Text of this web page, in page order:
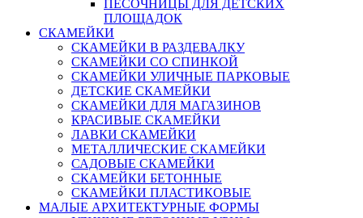
ПЕСОЧНИЦЫ ДЛЯ ДЕТСКИХ
ПЛОЩАДОК
СКАМЕЙКИ
СКАМЕЙКИ В РАЗДЕВАЛКУ
СКАМЕЙКИ СО СПИНКОЙ
СКАМЕЙКИ УЛИЧНЫЕ ПАРКОВЫЕ
ДЕТСКИЕ СКАМЕЙКИ
СКАМЕЙКИ ДЛЯ МАГАЗИНОВ
КРАСИВЫЕ СКАМЕЙКИ
ЛАВКИ СКАМЕЙКИ
МЕТАЛЛИЧЕСКИЕ СКАМЕЙКИ
САДОВЫЕ СКАМЕЙКИ
СКАМЕЙКИ БЕТОННЫЕ
СКАМЕЙКИ ПЛАСТИКОВЫЕ
МАЛЫЕ АРХИТЕКТУРНЫЕ ФОРМЫ